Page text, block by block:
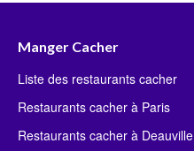
Manger Cacher
Liste des restaurants cacher
Restaurants cacher à Paris
Restaurants cacher à Deauville